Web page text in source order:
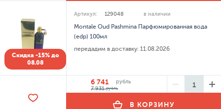
Скидка -15% до
08.08
Артикул: 129048 в наличии
Montale Oud Pashmina Парфюмированная вода
(edp) 100мл
передадим в доставку: 11.08.2026
6 741
рубль
7 931рубль
В КОРЗИНУ